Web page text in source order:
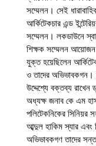
সম্মেলন। সেই
আর্কিটেকচার এন্ড
সম্মেলন। লকডাউনে
শিক্ষক সম্মেলন
যুক্ত হয়েছিলেন
ও তাদের
উদ্দেশ্যে বক্তব্য রাখেন
অধ্যক্ষ জনাব কে এম
পলিটেকনিকের সিনিয়র
আব্দুল হাকিম স্যার এবং
অভিভাবকগণ তাদের